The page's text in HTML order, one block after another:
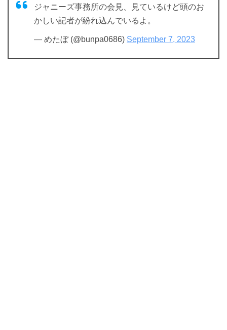
ジャニーズ事務所の会見、見ているけど頭のお
かしい記者が紛れ込んでいるよ。
— めたぼ (@bunpa0686) September 7, 2023